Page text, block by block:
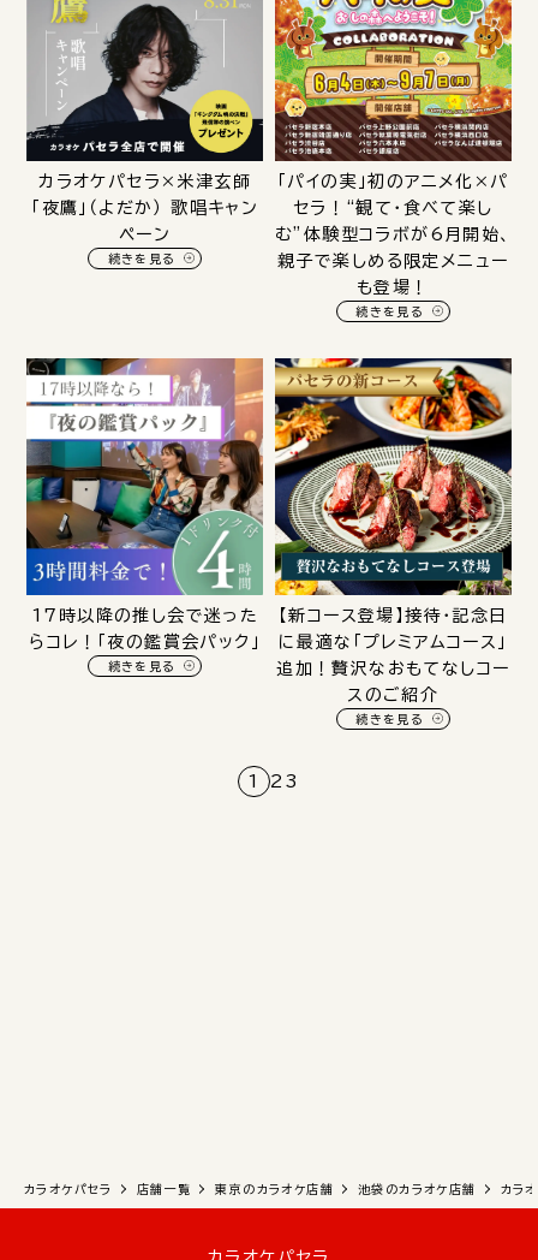
カラオケパセラ×米津玄師
「夜鷹」（よだか） 歌唱キャン
ペーン
続きを見る
「パイの実」初のアニメ化×パ
セラ！“観て・食べて楽し
む”体験型コラボが6月開始、
親子で楽しめる限定メニュー
も登場！
続きを見る
17時以降の推し会で迷った
らコレ！「夜の鑑賞会パック」
続きを見る
【新コース登場】接待・記念日
に最適な「プレミアムコース」
追加！贅沢なおもてなしコー
スのご紹介
続きを見る
1 2 3
カラオケパセラ 店舗一覧 東京のカラオケ店舗 池袋のカラオケ店舗 カラ